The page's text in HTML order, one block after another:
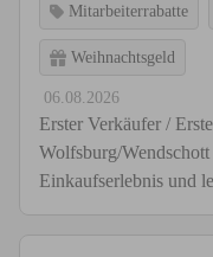
Mitarbeiterrabatte
Weihnachtsgeld
06.08.2026
Erster Verkäufer /
Wolfsburg/Wendschott
Einkaufserlebnis und